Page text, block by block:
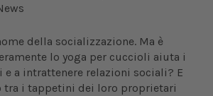
della socializzazione. Ma è
lo yoga per cuccioli aiuta i
a intrattenere relazioni sociali? E
tra i tappetini dei loro proprietari